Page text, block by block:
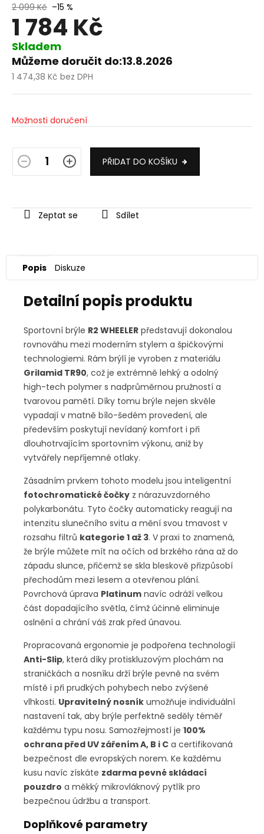
2 099 Kč –15 %
1 784 Kč
Skladem
Můžeme doručit do:13.8.2026
1 474,38 Kč bez DPH
Měrná
Možnosti doručení
PŘIDAT DO KOŠÍKU
Zeptat se Sdílet
Popis Diskuze
Detailní popis produktu
Sportovní brýle R2 WHEELER představují dokonalou
rovnováhu mezi moderním stylem a špičkovými
technologiemi. Rám brýlí je vyroben z materiálu
Grilamid TR90, což je extrémně lehký a odolný
high-tech polymer s nadprůměrnou pružností a
tvarovou pamětí. Díky tomu brýle nejen skvěle
vypadají v matně bílo-šedém provedení, ale
především poskytují nevídaný komfort i při
dlouhotrvajícím sportovním výkonu, aniž by
vytvářely nepříjemné otlaky.
Zásadním prvkem tohoto modelu jsou inteligentní
fotochromatické čočky z nárazuvzdorného
polykarbonátu. Tyto čočky automaticky reagují na
intenzitu slunečního svitu a mění svou tmavost v
rozsahu filtrů kategorie 1 až 3. V praxi to znamená,
že brýle můžete mít na očích od brzkého rána až do
západu slunce, přičemž se skla bleskově přizpůsobí
přechodům mezi lesem a otevřenou plání.
Povrchová úprava Platinum navíc odráží velkou
část dopadajícího světla, čímž účinně eliminuje
oslnění a chrání váš zrak před únavou.
Propracovaná ergonomie je podpořena technologií
Anti-Slip, která díky protiskluzovým plochám na
straničkách a nosníku drží brýle pevně na svém
místě i při prudkých pohybech nebo zvýšené
vlhkosti. Upravitelný nosník umožňuje individuální
nastavení tak, aby brýle perfektně seděly téměř
každému typu nosu. Samozřejmostí je 100%
ochrana před UV zářením A, B i C a certifikovaná
bezpečnost dle evropských norem. Ke každému
kusu navíc získáte zdarma pevné skládací
pouzdro a měkký mikrovláknový pytlík pro
bezpečnou údržbu a transport.
Doplňkové parametry